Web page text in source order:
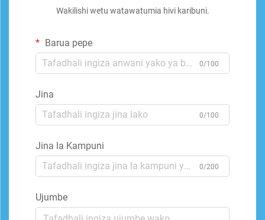
Wakilishi wetu watawatumia hivi karibuni.
Barua pepe
0/100
Jina
0/100
Jina la Kampuni
0/200
Ujumbe